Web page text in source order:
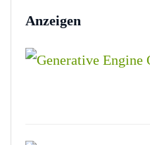
Anzeigen